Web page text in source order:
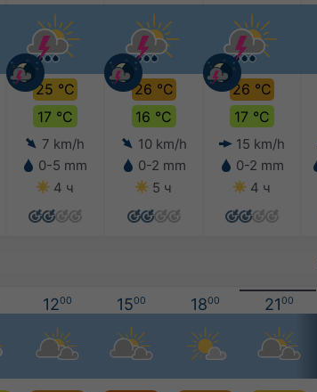
25 °C
17 °C
7 km/h
0-5 mm
4 ч
26 °C
16 °C
10 km/h
0-2 mm
5 ч
26 °C
17 °C
15 km/h
0-2 mm
4 ч
1200 1500 1800 2100